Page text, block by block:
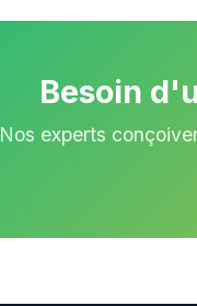
Besoin
Nos experts